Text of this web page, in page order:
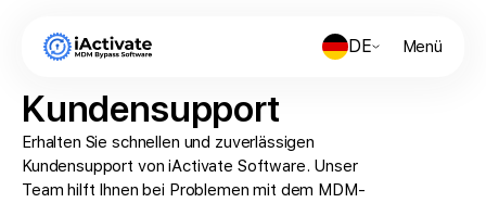
DE Menü
Kundensupport
Erhalten Sie schnellen und zuverlässigen
Kundensupport von iActivate Software. Unser
Team hilft Ihnen bei Problemen mit dem MDM-